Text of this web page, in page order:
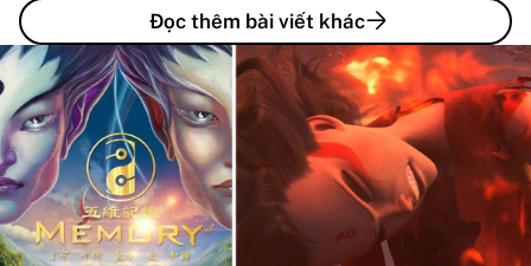
Đọc thêm bài viết khác